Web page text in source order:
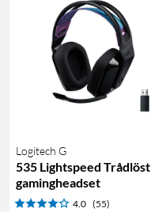
Logitech G
535 Lightspeed Trådlöst
gamingheadset
4.0 (55)